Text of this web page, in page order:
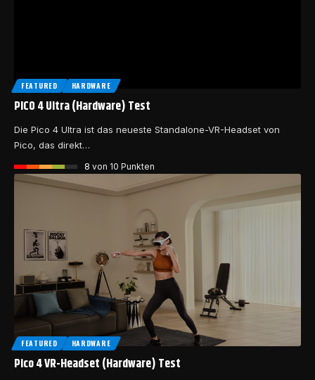
FEATURED HARDWARE
PICO 4 Ultra (Hardware) Test
Die Pico 4 Ultra ist das neueste Standalone-VR-Headset von
Pico, das direkt…
8 von 10 Punkten
FEATURED HARDWARE
Pico 4 VR-Headset (Hardware) Test